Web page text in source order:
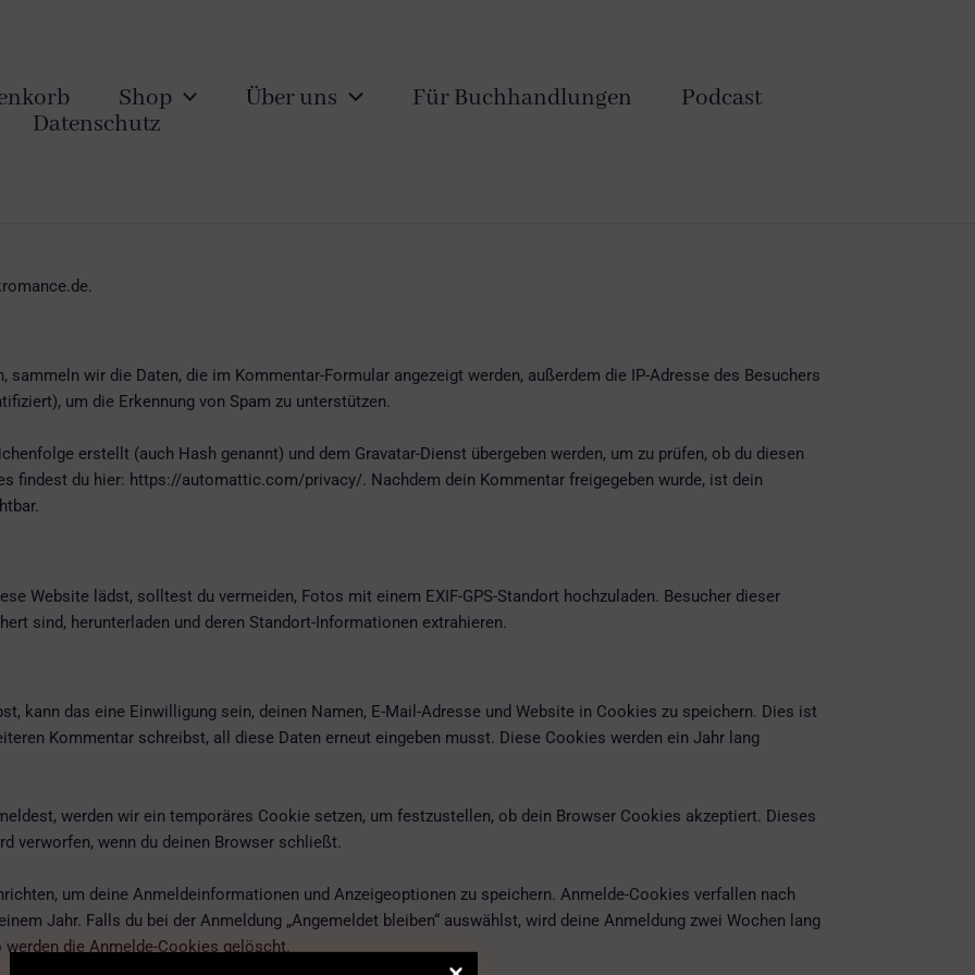
Shop Über uns Für Buchhandlungen
Podcast
Datenschutz
wir die Daten, die im Kommentar-Formular angezeigt werden, außerdem die IP-Adresse des Besuchers
um die Erkennung von Spam zu unterstützen.
erstellt (auch Hash genannt) und dem Gravatar-Dienst übergeben werden, um zu prüfen, ob du diesen
findest du hier: https://automattic.com/privacy/. Nachdem dein Kommentar freigegeben wurde, ist dein
Website lädst, solltest du vermeiden, Fotos mit einem EXIF-GPS-Standort hochzuladen. Besucher dieser
sind, herunterladen und deren Standort-Informationen extrahieren.
kann das eine Einwilligung sein, deinen Namen, E-Mail-Adresse und Website in Cookies zu speichern. Dies ist
Kommentar schreibst, all diese Daten erneut eingeben musst. Diese Cookies werden ein Jahr lang
werden wir ein temporäres Cookie setzen, um festzustellen, ob dein Browser Cookies akzeptiert. Dieses
verworfen, wenn du deinen Browser schließt.
um deine Anmeldeinformationen und Anzeigeoptionen zu speichern. Anmelde-Cookies verfallen nach
Jahr. Falls du bei der Anmeldung „Angemeldet bleiben“ auswählst, wird deine Anmeldung zwei Wochen lang
die Anmelde-Cookies gelöscht.